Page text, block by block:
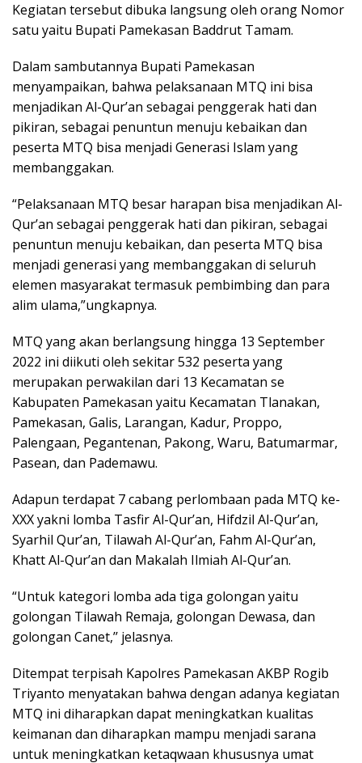
Kegiatan tersebut dibuka langsung oleh orang Nomor
satu yaitu Bupati Pamekasan Baddrut Tamam.
Dalam sambutannya Bupati Pamekasan
menyampaikan, bahwa pelaksanaan MTQ ini bisa
menjadikan Al-Qur’an sebagai penggerak hati dan
pikiran, sebagai penuntun menuju kebaikan dan
peserta MTQ bisa menjadi Generasi Islam yang
membanggakan.
“Pelaksanaan MTQ besar harapan bisa menjadikan Al-
Qur’an sebagai penggerak hati dan pikiran, sebagai
penuntun menuju kebaikan, dan peserta MTQ bisa
menjadi generasi yang membanggakan di seluruh
elemen masyarakat termasuk pembimbing dan para
alim ulama,”ungkapnya.
MTQ yang akan berlangsung hingga 13 September
2022 ini diikuti oleh sekitar 532 peserta yang
merupakan perwakilan dari 13 Kecamatan se
Kabupaten Pamekasan yaitu Kecamatan Tlanakan,
Pamekasan, Galis, Larangan, Kadur, Proppo,
Palengaan, Pegantenan, Pakong, Waru, Batumarmar,
Pasean, dan Pademawu.
Adapun terdapat 7 cabang perlombaan pada MTQ ke-
XXX yakni lomba Tasfir Al-Qur’an, Hifdzil Al-Qur’an,
Syarhil Qur’an, Tilawah Al-Qur’an, Fahm Al-Qur’an,
Khatt Al-Qur’an dan Makalah Ilmiah Al-Qur’an.
“Untuk kategori lomba ada tiga golongan yaitu
golongan Tilawah Remaja, golongan Dewasa, dan
golongan Canet,’’ jelasnya.
Ditempat terpisah Kapolres Pamekasan AKBP Rogib
Triyanto menyatakan bahwa dengan adanya kegiatan
MTQ ini diharapkan dapat meningkatkan kualitas
keimanan dan diharapkan mampu menjadi sarana
untuk meningkatkan ketaqwaan khususnya umat